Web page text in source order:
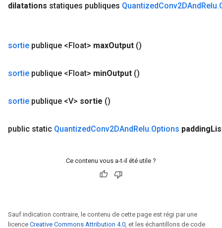
dilatations statiques publiques QuantizedConv2DAndRelu.
sortie publique <Float> maxOutput ()
sortie publique <Float> minOutput ()
sortie publique <V> sortie ()
public static QuantizedConv2DAndRelu.Options padding
Ce contenu vous a-t-il été utile ?
Sauf indication contraire, le contenu de cette page est régi par une
licence Creative Commons Attribution 4.0, et les échantillons de code